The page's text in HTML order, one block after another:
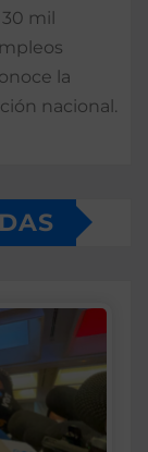
mil
la
nacional.